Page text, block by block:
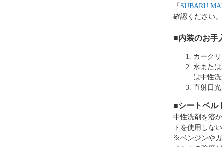
「 SUBARU
確認ください。
■内装のお手
カーク
水また
は中性
直射日
■シートベル
中性洗剤を溶
トを使用しな
※ベンジンや